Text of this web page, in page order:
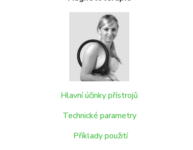
Hlavní účinky přístrojů
Technické parametry
Příklady použití